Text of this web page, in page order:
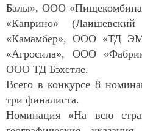
Балы», ООО
«Каприно»
«Камамбер», ООО «ТД
«Агросила», ООО
ООО ТД Бэхетле.
Всего в конкурсе 8
три финалиста.
Номинация «На всю